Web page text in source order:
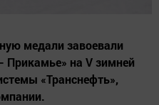
медали завоевали
Прикамье» на V зимней
«Транснефть»,